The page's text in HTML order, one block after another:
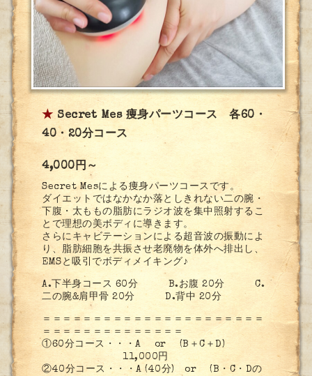
★ Secret Mes 痩身パーツコース 各60・
40・20分コース
4,000円～
Secret Mesによる痩身パーツコースです。
ダイエットではなかなか落としきれない二の腕・
下腹・太ももの脂肪にラジオ波を集中照射するこ
とで理想の美ボディに導きます。
さらにキャビテーションによる超音波の振動によ
り、脂肪細胞を共振させ老廃物を体外へ排出し、
EMSと吸引でボディメイキング♪
A.下半身コース 60分 B.お腹 20分 C.
二の腕&肩甲骨 20分 D.背中 20分
＝＝＝＝＝＝＝＝＝＝＝＝＝＝＝＝＝＝＝＝＝＝
＝＝＝＝＝＝＝＝＝＝＝＝＝＝
①60分コース・・・A or (B＋C＋D)
11,000円
②40分コース・・・A (40分) or (B・C・Dの